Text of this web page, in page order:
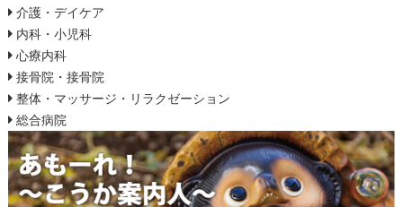
介護・デイケア
内科・小児科
心療内科
接骨院・接骨院
整体・マッサージ・リラクゼーション
総合病院